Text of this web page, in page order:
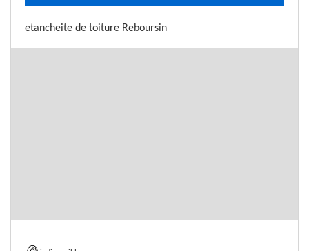
etancheite de toiture Reboursin